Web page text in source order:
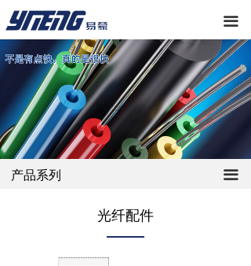
끀
产品系列 끀
光纤配件